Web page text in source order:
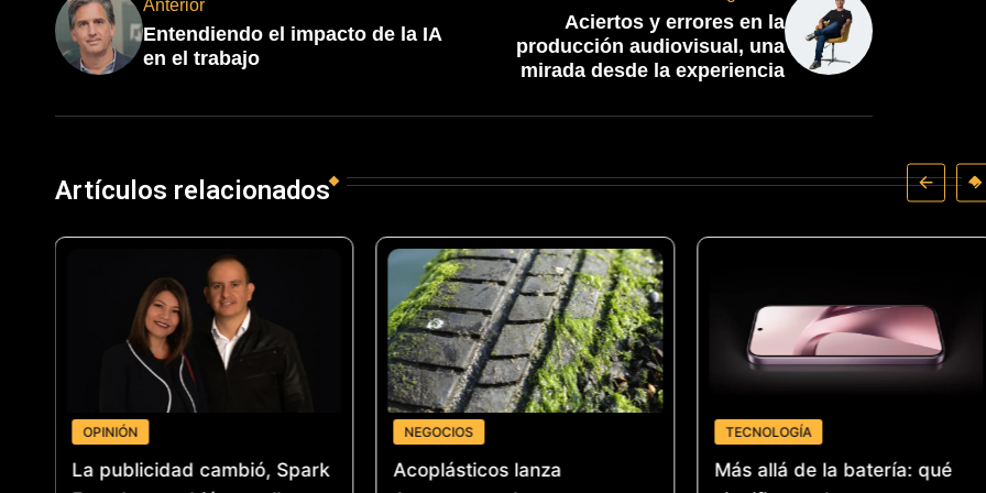
Anterior
Entendiendo el impacto de la IA
en el trabajo
Aciertos y errores en la
producción audiovisual, una
mirada desde la experiencia
Artículos relacionados
OPINIÓN
La publicidad cambió, Spark
NEGOCIOS
Acoplásticos lanza
TECNOLOGÍA
Más allá de la batería: qué